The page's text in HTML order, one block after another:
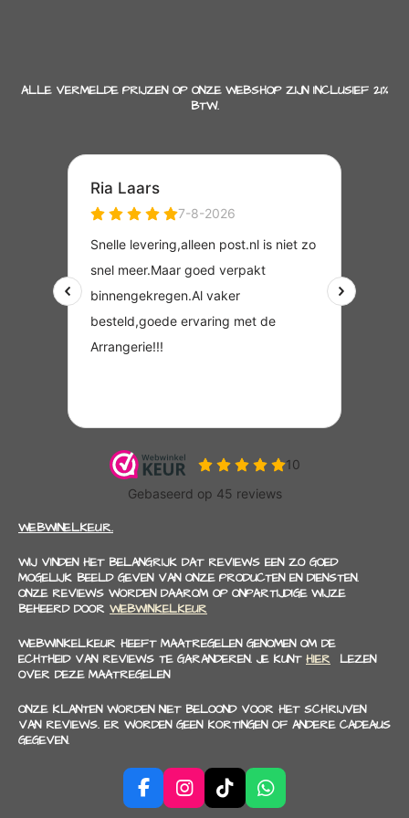
ALLE VERMELDE PRIJZEN OP ONZE WEBSHOP ZIJN INCLUSIEF 21%
BTW.
WEBWINELKEUR.
WIJ VINDEN HET BELANGRIJK DAT REVIEWS EEN ZO GOED
MOGELIJK BEELD GEVEN VAN ONZE PRODUCTEN EN DIENSTEN.
ONZE REVIEWS WORDEN DAAROM OP ONPARTIJDIGE WIJZE
BEHEERD DOOR WEBWINKELKEUR
WEBWINKELKEUR HEEFT MAATREGELEN GENOMEN OM DE
ECHTHEID VAN REVIEWS TE GARANDEREN. JE KUNT HIER LEZEN
OVER DEZE MAATREGELEN
ONZE KLANTEN WORDEN NIET BELOOND VOOR HET SCHRIJVEN
VAN REVIEWS. ER WORDEN GEEN KORTINGEN OF ANDERE CADEAUS
GEGEVEN.
F
a
I
n
T
i
W
h